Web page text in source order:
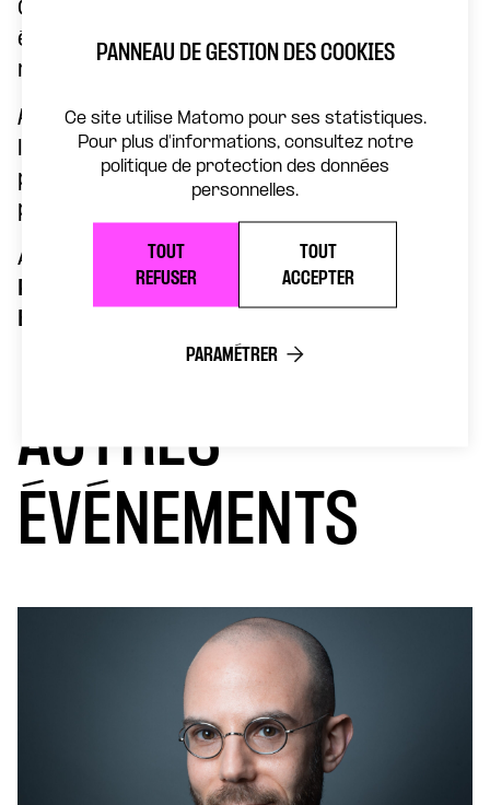
Chaque
écrit, c’est donné. Aucune séance de
rattrapage. L’actualité n’attend pas.
Presse Expressest une idée originale de
l’Atelier de création Fabrice Melquiot,
partenaire du Théâtre de la Concorde
pour la saison 25/26.
Avec
Emmanuelle Destremau,
Peyrade
Fabrice MelquiotetBoris
Boublil
AUTRES
ÉVÉNEMENTS
PANNEAU DE GESTION DES COOKIES
Ce site utilise Matomo pour ses statistiques.
Pour plus d'informations, consultez notre
politique de protection des données
personnelles.
TOUT
REFUSER
TOUT
ACCEPTER
PARAMÉTRER